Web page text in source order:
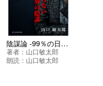
陰謀論 -99％の日本人が知らないヤバすぎる世界の陰謀-
著者： 山口敏太郎
朗読： 山口敏太郎